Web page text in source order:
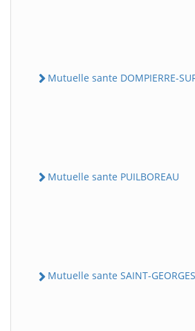
Mutuelle sante DOMPIERRE-
Mutuelle sante PUILBOREAU
Mutuelle sante SAINT-